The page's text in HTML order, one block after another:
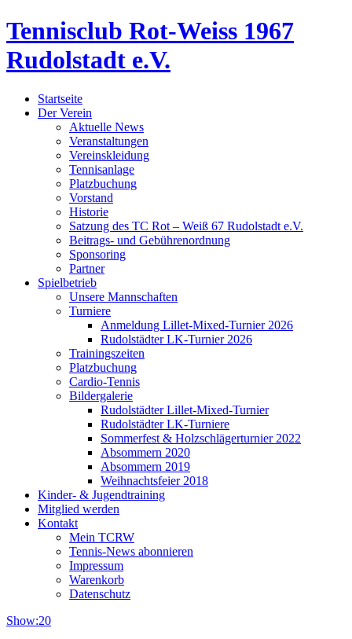
Tennisclub Rot-Weiss 1967
Rudolstadt e.V.
Startseite
Der Verein
Aktuelle News
Veranstaltungen
Vereinskleidung
Tennisanlage
Platzbuchung
Vorstand
Historie
Satzung des TC Rot – Weiß 67 Rudolstadt e.V.
Beitrags- und Gebührenordnung
Sponsoring
Partner
Spielbetrieb
Unsere Mannschaften
Turniere
Anmeldung Lillet-Mixed-Turnier 2026
Rudolstädter LK-Turnier 2026
Trainingszeiten
Platzbuchung
Cardio-Tennis
Bildergalerie
Rudolstädter Lillet-Mixed-Turnier
Rudolstädter LK-Turniere
Sommerfest & Holzschlägerturnier 2022
Absommern 2020
Absommern 2019
Weihnachtsfeier 2018
Kinder- & Jugendtraining
Mitglied werden
Kontakt
Mein TCRW
Tennis-News abonnieren
Impressum
Warenkorb
Datenschutz
Show:20